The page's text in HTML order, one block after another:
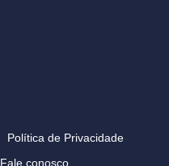
Política de Privacidade
Fale conosco